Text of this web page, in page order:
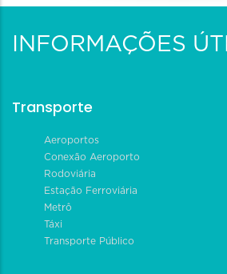
INFORMAÇÕES
Transporte
Aeroportos
Conexão Aeroporto
Rodoviária
Estação Ferroviária
Metrô
Táxi
Transporte Público